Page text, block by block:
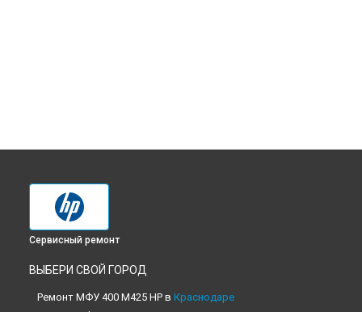
Сервисный ремонт
ВЫБЕРИ СВОЙ ГОРОД
Ремонт МФУ 400 M425 HP в Краснодаре